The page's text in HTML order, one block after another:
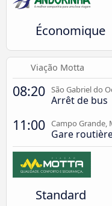
Économique
Viação Motta
08:20 São Gabriel do
Arrêt de bus
11:00 Campo Grande,
Gare
Standard